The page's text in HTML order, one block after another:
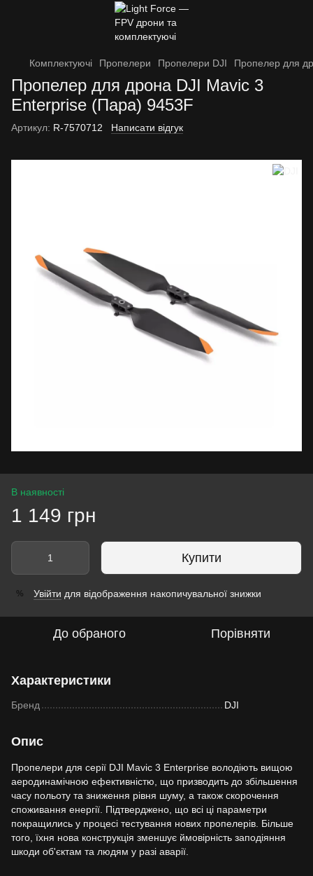
Комплектуючі Пропелери Пропелери DJI Пропелер для
Пропелер для дрона DJI Mavic 3
Enterprise (Пара) 9453F
Артикул: R-7570712 Написати відгук
В наявності
1 149 грн
Купити
% Увійти для відображення накопичувальної знижки
До обраного Порівняти
Характеристики
Бренд DJI
Опис
Пропелери для серії DJI Mavic 3 Enterprise володіють вищою
аеродинамічною ефективністю, що призводить до збільшення
часу польоту та зниження рівня шуму, а також скорочення
споживання енергії. Підтверджено, що всі ці параметри
покращились у процесі тестування нових пропелерів. Більше
того, їхня нова конструкція зменшує ймовірність заподіяння
шкоди об'єктам та людям у разі аварії.